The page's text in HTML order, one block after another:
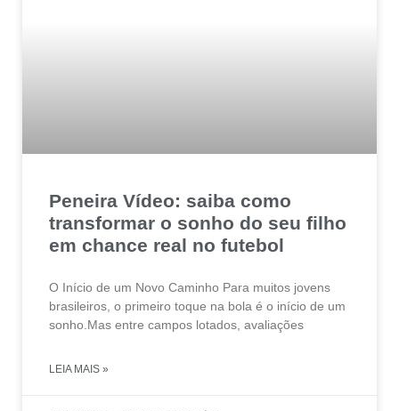
Peneira Vídeo: saiba como
transformar o sonho do seu filho
em chance real no futebol
O Início de um Novo Caminho Para muitos jovens
brasileiros, o primeiro toque na bola é o início de um
sonho.Mas entre campos lotados, avaliações
LEIA MAIS »